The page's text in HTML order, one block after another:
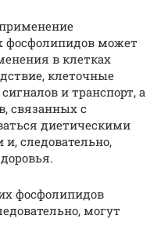
фосфолипидов может
в клетках
клеточные
и транспорт, а
связанных с
диетическими
следовательно,
фосфолипидов
могут